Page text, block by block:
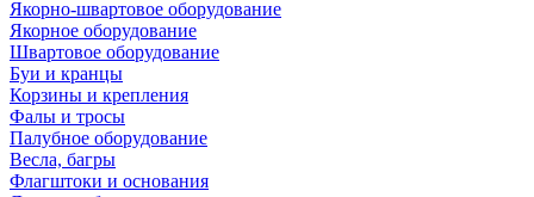
Якорно-швартовое оборудование
Якорное оборудование
Швартовое оборудование
Буи и кранцы
Корзины и крепления
Фалы и тросы
Палубное оборудование
Весла, багры
Флагштоки и основания